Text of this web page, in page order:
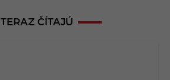
TERAZ ČÍTAJÚ